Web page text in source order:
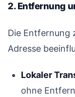
2. Entfernung
Die Entfernung
Adresse
Lokaler
ohne